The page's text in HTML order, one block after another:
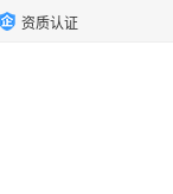
资质认证